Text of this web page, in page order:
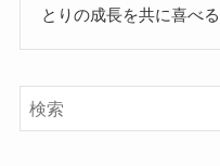
とりの成長を共に喜べる